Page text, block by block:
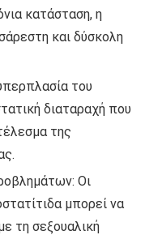
κατάσταση, η
και δύσκολη
του
διαταραχή που
της
Οι
μπορεί να
τη σεξουαλική